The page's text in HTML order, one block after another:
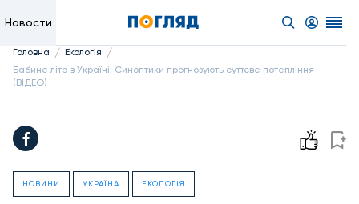
Новости
Головна / Екологія /
Бабине літо в Україні: Синоптики прогнозують суттєве потепління
(ВІДЕО)
НОВИНИ УКРАЇНА ЕКОЛОГІЯ